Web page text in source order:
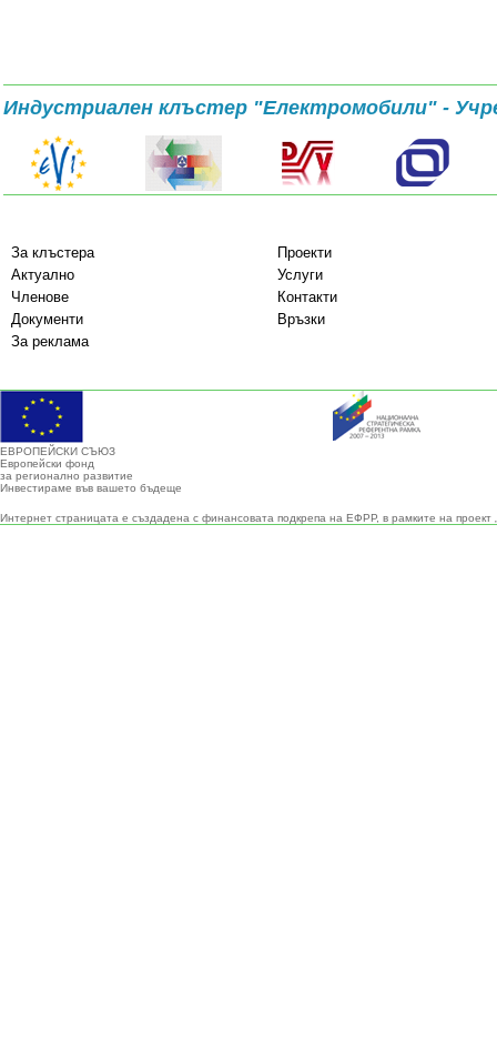
Индустриален клъстер "Електромобили" -
За клъстера
Проекти
Актуално
Услуги
Членове
Контакти
Документи
Връзки
За реклама
ЕВРОПЕЙСКИ СЪЮЗ
Европейски фонд
за регионално развитие
Инвестираме във вашето бъдеще
Интернет страницата е създадена с финансовата подкрепа на ЕФРР, в рамките на